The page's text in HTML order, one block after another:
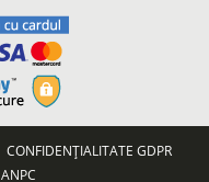
CONFIDENȚIALITATE GDPR
ANPC